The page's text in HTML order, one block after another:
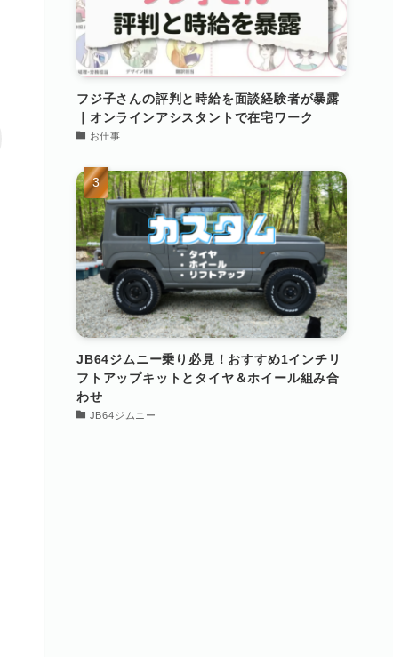
フジ子さんの評判と時給を面談経験者が暴露
｜オンラインアシスタントで在宅ワーク
お仕事
JB64ジムニー乗り必見！おすすめ1インチリ
フトアップキットとタイヤ＆ホイール組み合
わせ
JB64ジムニー